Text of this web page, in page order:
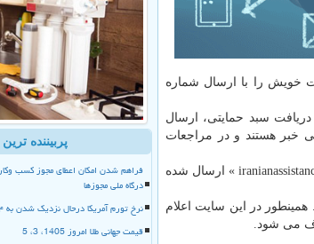
خویش را با ارسال شماره
سبد حمایتی، ارسال
خبر هستند و در مراجعات
برای نمونه یكی از خبرنگاران اعلام نمود پیامكی با این مضمون كه «پیامك شما قطع شد برای ثبت نام در لینك iranianassistance.com » ارسال شده
همینطور در این سایت اعلام
می شود.
پربیننده ترین
فراهم شدن امکان اعطای مجوز کسب وکار
درگاه ملی مجوزها
نرخ تورم آمریکا درحال نزدیک شدن به ۴ درصد
قیمت جهانی طلا امروز 1405، 3، 5